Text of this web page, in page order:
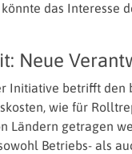
das Interesse
Neue
Initiative betrifft den
wie für
Ländern getragen
Betriebs- als